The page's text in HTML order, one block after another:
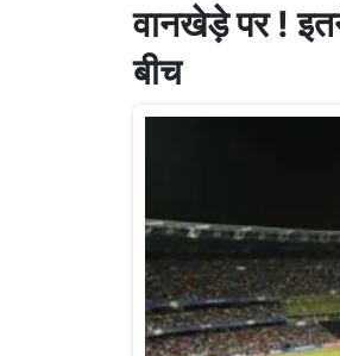
वानखेड़े पर !
बीच